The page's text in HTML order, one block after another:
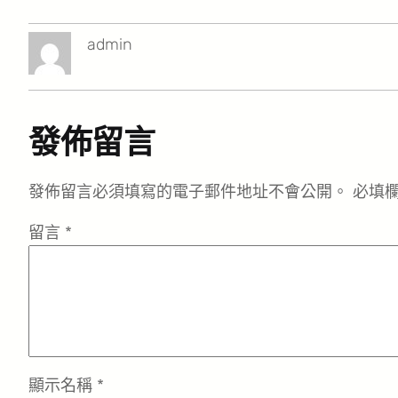
admin
發佈留言
發佈留言必須填寫的電子郵件地址不會公開。 必填
留言 *
顯示名稱 *